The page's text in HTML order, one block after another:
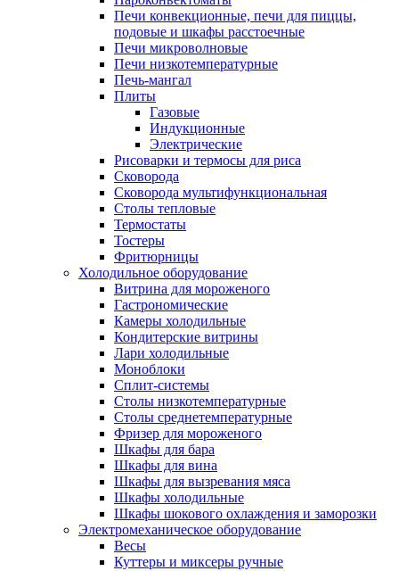
Печи конвекционные, печи для пиццы,
подовые и шкафы расстоечные
Печи микроволновые
Печи низкотемпературные
Печь-мангал
Плиты
Газовые
Индукционные
Электрические
Рисоварки и термосы для риса
Сковорода
Сковорода мультифункциональная
Столы тепловые
Термостаты
Тостеры
Фритюрницы
Холодильное оборудование
Витрина для мороженого
Гастрономические
Камеры холодильные
Кондитерские витрины
Лари холодильные
Моноблоки
Сплит-системы
Столы низкотемпературные
Столы среднетемпературные
Фризер для мороженого
Шкафы для бара
Шкафы для вина
Шкафы для вызревания мяса
Шкафы холодильные
Шкафы шокового охлаждения и заморозки
Электромеханическое оборудование
Весы
Куттеры и миксеры ручные